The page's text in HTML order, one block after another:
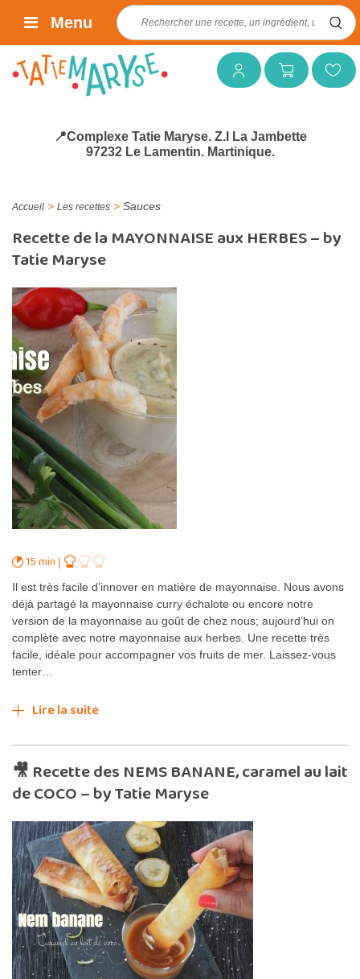
Mon compteMon panierMes favoris
Rechercher :
Menu
📍Complexe Tatie Maryse. Z.I La Jambette
97232 Le Lamentin. Martinique.
Accueil > Les recettes > Sauces
Recette de la MAYONNAISE aux HERBES – by
Tatie Maryse
15 min
Il est très facile d’innover en matière de mayonnaise. Nous avons
déjà partagé la mayonnaise curry échalote ou encore notre
version de la mayonnaise au goût de chez nous; aujourd’hui on
complète avec notre mayonnaise aux herbes. Une recette très
facile, idéale pour accompagner vos fruits de mer. Laissez-vous
tenter…
Lire la suite
🎥 Recette des NEMS BANANE, caramel au lait
de COCO – by Tatie Maryse